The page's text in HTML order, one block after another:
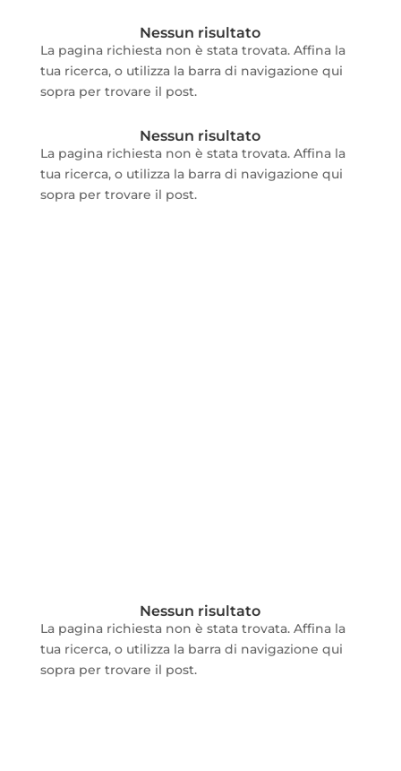
Nessun risultato
La pagina richiesta non è stata trovata. Affina la
tua ricerca, o utilizza la barra di navigazione qui
sopra per trovare il post.
Nessun risultato
La pagina richiesta non è stata trovata. Affina la
tua ricerca, o utilizza la barra di navigazione qui
sopra per trovare il post.
Nessun risultato
La pagina richiesta non è stata trovata. Affina la
tua ricerca, o utilizza la barra di navigazione qui
sopra per trovare il post.